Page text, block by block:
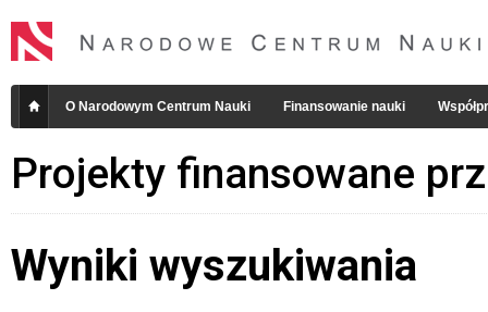
O Narodowym Centrum Nauki Finansowanie nauki
Projekty finansowane
Wyniki wyszukiwania